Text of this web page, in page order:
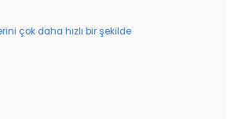
çok daha hızlı bir şekilde